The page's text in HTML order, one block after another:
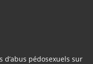
d’abus pédosexuels sur